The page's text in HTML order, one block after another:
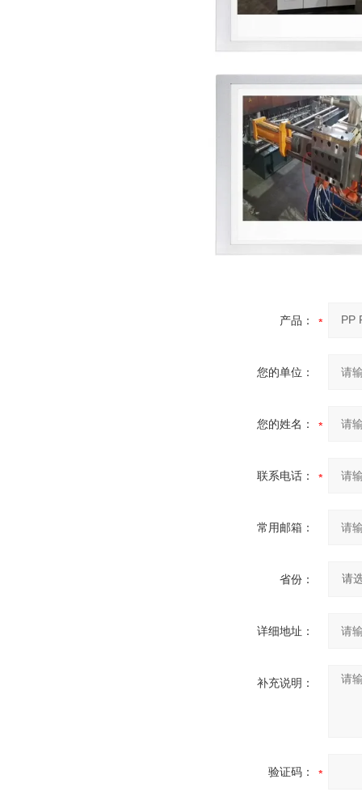
产品：
您的单位：
您的姓名：
联系电话：
常用邮箱：
省份：
详细地址：
补充说明：
验证码：